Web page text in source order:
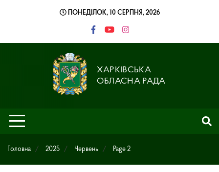
ПОНЕДІЛОК, 10 СЕРПНЯ, 2026
ХАРКІВСЬКА
ОБЛАСНА РАДА
Головна 2025 Червень Page 2